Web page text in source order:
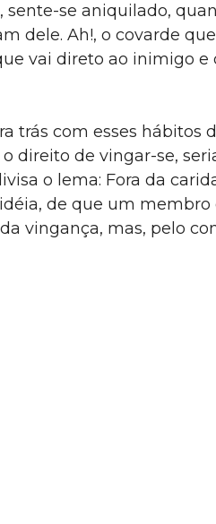
sente-se aniquilado,
dele. Ah!, o covarde
vai direto ao inimigo e
trás com esses hábitos
direito de vingar-se,
o lema: Fora da
de que um membro
vingança, mas, pelo